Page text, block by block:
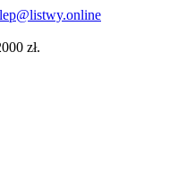
zł.